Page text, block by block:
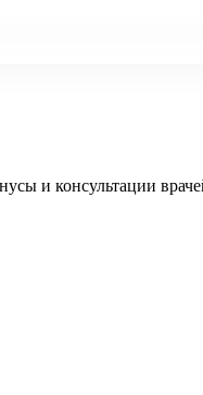
и консультации